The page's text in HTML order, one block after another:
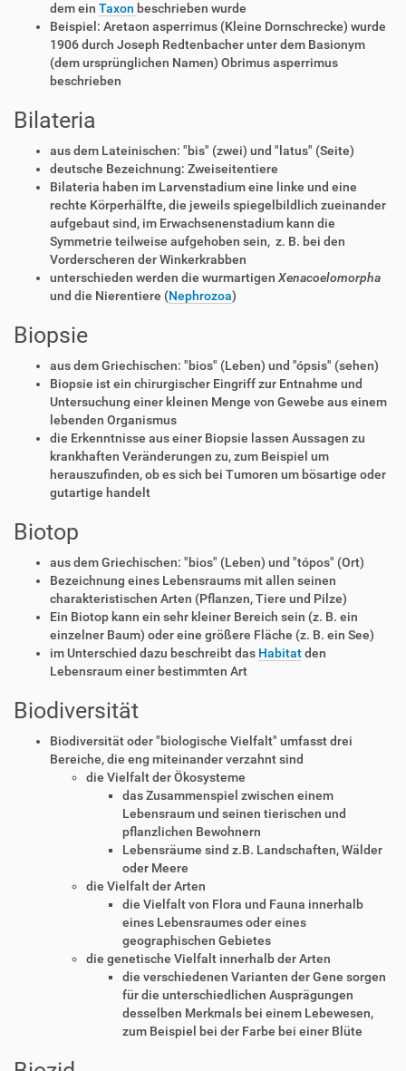
dem ein Taxon beschrieben wurde
Beispiel: Aretaon asperrimus (Kleine Dornschrecke) wurde
1906 durch Joseph Redtenbacher unter dem Basionym
(dem ursprünglichen Namen) Obrimus asperrimus
beschrieben
Bilateria
aus dem Lateinischen: "bis" (zwei) und "latus" (Seite)
deutsche Bezeichnung: Zweiseitentiere
Bilateria haben im Larvenstadium eine linke und eine
rechte Körperhälfte, die jeweils spiegelbildlich zueinander
aufgebaut sind, im Erwachsenenstadium kann die
Symmetrie teilweise aufgehoben sein, z. B. bei den
Vorderscheren der Winkerkrabben
unterschieden werden die wurmartigen Xenacoelomorpha
und die Nierentiere (Nephrozoa)
Biopsie
aus dem Griechischen: "bios" (Leben) und "ópsis" (sehen)
Biopsie ist ein chirurgischer Eingriff zur Entnahme und
Untersuchung einer kleinen Menge von Gewebe aus einem
lebenden Organismus
die Erkenntnisse aus einer Biopsie lassen Aussagen zu
krankhaften Veränderungen zu, zum Beispiel um
herauszufinden, ob es sich bei Tumoren um bösartige oder
gutartige handelt
Biotop
aus dem Griechischen: "bios" (Leben) und "tópos" (Ort)
Bezeichnung eines Lebensraums mit allen seinen
charakteristischen Arten (Pflanzen, Tiere und Pilze)
Ein Biotop kann ein sehr kleiner Bereich sein (z. B. ein
einzelner Baum) oder eine größere Fläche (z. B. ein See)
im Unterschied dazu beschreibt das Habitatden
Lebensraum einer bestimmten Art
Biodiversität
Biodiversität oder "biologische Vielfalt" umfasst drei
Bereiche, die eng miteinander verzahnt sind
die Vielfalt der Ökosysteme
das Zusammenspiel zwischen einem
Lebensraum und seinen tierischen und
pflanzlichen Bewohnern
Lebensräume sind z.B. Landschaften, Wälder
oder Meere
die Vielfalt der Arten
die Vielfalt von Flora und Fauna innerhalb
eines Lebensraumes oder eines
geographischen Gebietes
die genetische Vielfalt innerhalb der Arten
die verschiedenen Varianten der Gene sorgen
für die unterschiedlichen Ausprägungen
desselben Merkmals bei einem Lebewesen,
zum Beispiel bei der Farbe bei einer Blüte